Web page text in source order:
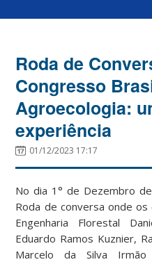
Roda de
Congresso
Agroecologia:
experiência
01/12/2023 17:17
No dia 1° de Dezembro
Roda de conversa onde
Engenharia Florestal
Eduardo Ramos Kuznier,
Marcelo da Silva